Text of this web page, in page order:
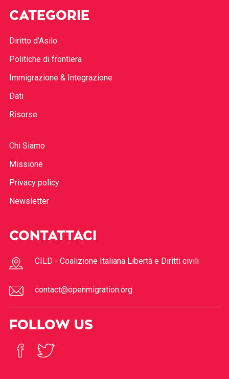
CATEGORIE
Diritto d’Asilo
Politiche di frontiera
Immigrazione & Integrazione
Dati
Risorse
Chi Siamo
Missione
Privacy policy
Newsletter
CONTATTACI
CILD - Coalizione Italiana Libertà e Diritti civili
contact@openmigration.org
FOLLOW US